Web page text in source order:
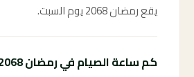
يقع رمضان 2068 يوم السبت.
كم ساعة الصيام في رمضان 2068؟